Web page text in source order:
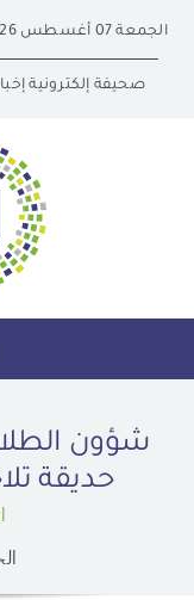
content
الجمعة 07 أغسطس 2026
صحيفة إلكترونية
شؤون
حديقة